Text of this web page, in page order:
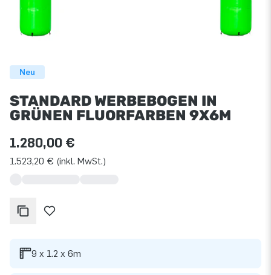
Neu
STANDARD WERBEBOGEN IN
GRÜNEN FLUORFARBEN 9X6M
1.280,00 €
1.523,20 € (inkl. MwSt.)
9 x 1.2 x 6m